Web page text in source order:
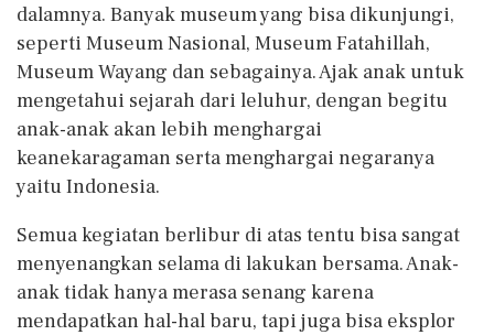
dalamnya. Banyak museum yang bisa dikunjungi,
seperti Museum Nasional, Museum Fatahillah,
Museum Wayang dan sebagainya. Ajak anak untuk
mengetahui sejarah dari leluhur, dengan begitu
anak-anak akan lebih menghargai
keanekaragaman serta menghargai negaranya
yaitu Indonesia.
Semua kegiatan berlibur di atas tentu bisa sangat
menyenangkan selama di lakukan bersama. Anak-
anak tidak hanya merasa senang karena
mendapatkan hal-hal baru, tapi juga bisa eksplor